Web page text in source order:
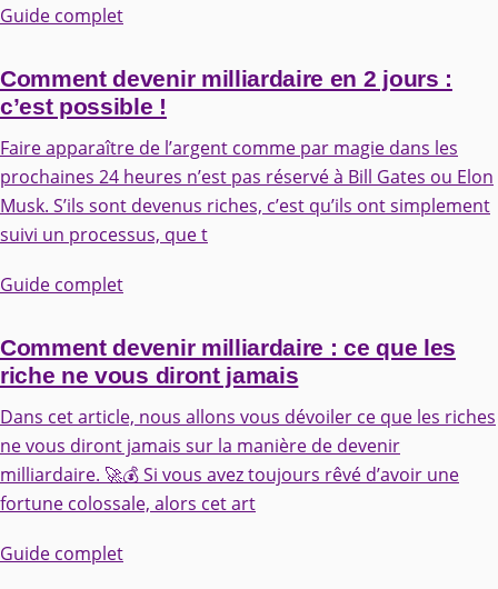
Guide complet
Comment devenir milliardaire en 2 jours :
c’est possible !
Faire apparaître de l’argent comme par magie dans les
prochaines 24 heures n’est pas réservé à Bill Gates ou Elon
Musk. S’ils sont devenus riches, c’est qu’ils ont simplement
suivi un processus, que t
Guide complet
Comment devenir milliardaire : ce que les
riche ne vous diront jamais
Dans cet article, nous allons vous dévoiler ce que les riches
ne vous diront jamais sur la manière de devenir
milliardaire. 🚀💰 Si vous avez toujours rêvé d’avoir une
fortune colossale, alors cet art
Guide complet